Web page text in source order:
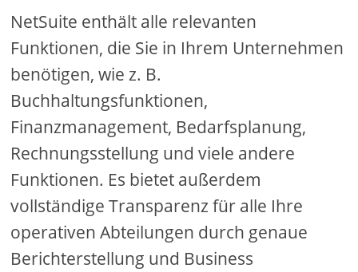
NetSuite enthält alle relevanten
Funktionen, die Sie in Ihrem Unternehmen
benötigen, wie z. B.
Buchhaltungsfunktionen,
Finanzmanagement, Bedarfsplanung,
Rechnungsstellung und viele andere
Funktionen. Es bietet außerdem
vollständige Transparenz für alle Ihre
operativen Abteilungen durch genaue
Berichterstellung und Business